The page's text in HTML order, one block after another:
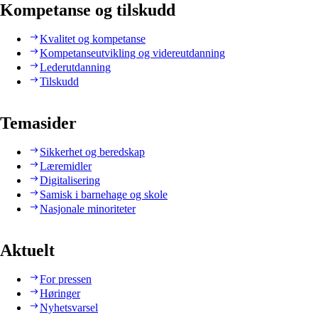
Kompetanse og tilskudd
Kvalitet og kompetanse
Kompetanseutvikling og videreutdanning
Lederutdanning
Tilskudd
Temasider
Sikkerhet og beredskap
Læremidler
Digitalisering
Samisk i barnehage og skole
Nasjonale minoriteter
Aktuelt
For pressen
Høringer
Nyhetsvarsel